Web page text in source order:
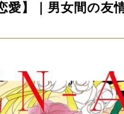
愛】｜男女間の友